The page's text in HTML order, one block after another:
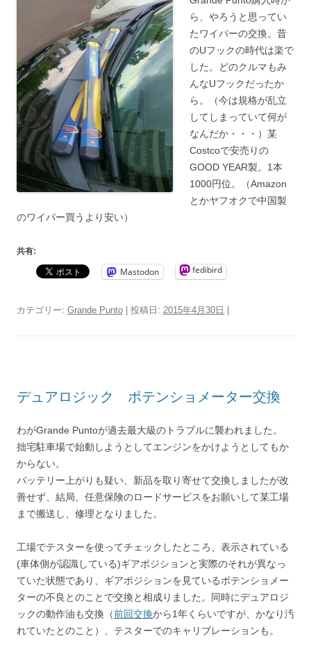
ら、やろうと思ってい
たワイパーの交換。昔
のUフックの時代は楽で
した。どのクルマもみ
んなUフックだったか
ら。（今は規格が乱立
してしまっていて何が
なんだか・・・）某
Costcoで安売りの
GOOD YEAR製。1本
1000円位。（Amazon
とかヤフオクで中国製
のワイパー買うより安い）
共有:
Mastodon fedibird
カテゴリー: Grande Punto | 投稿日: 2015年4月30日 |
デュアロジック ポテンショメーター交換
わがGrande Puntoが過去最大級のトラブルに襲われました。
拙宅駐車場で始動しようとしてエンジンをかけようとしてもか
からない。
バッテリー上がりも疑い、新品を取り寄せて交換しましたが改
善せず、結局、任意保険のロードサービスをお願いして某工場
まで搬送し、修理となりました。
工場でテスターを使ってチェックしたところ、表示されている
(車体側が認識している)ギアポジションと実際のそれが異なっ
ていた状態であり、ギアポジションを見ているポテンショメー
ターの不良とのことで交換と相成りました。同時にデュアロジ
ックの動作油も交換（前回交換から1年くらいですが、かなり汚
れていたとのこと）、テスターでのキャリブレーションも。